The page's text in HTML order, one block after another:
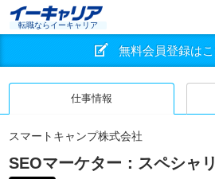
転職ならイーキャリア
無料会員登録は
仕事情報
スマートキャンプ株式会社
SEOマーケター：スペシャ